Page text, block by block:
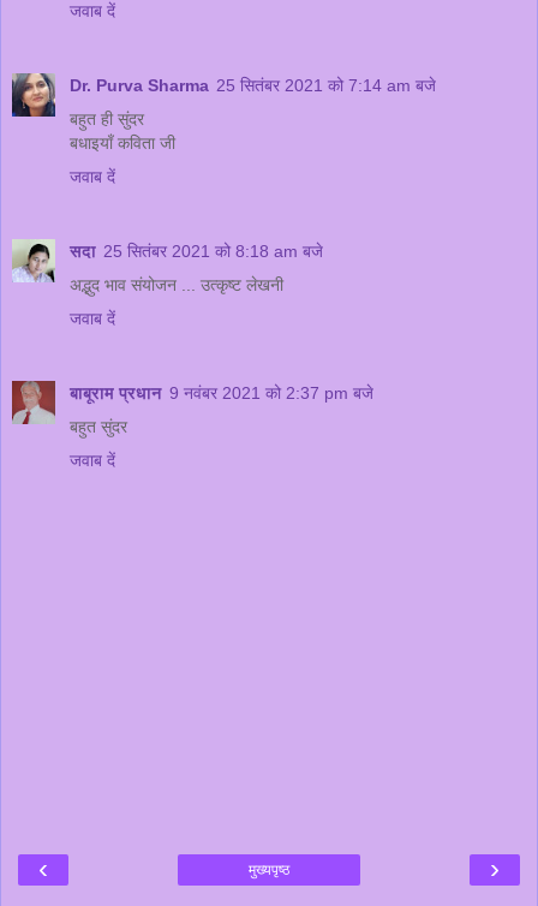
जवाब दें
Dr. Purva Sharma 25 सितंबर 2021 को 7:14 am बजे
बहुत ही सुंदर
बधाइयाँ कविता जी
जवाब दें
सदा 25 सितंबर 2021 को 8:18 am बजे
अद्भुद भाव संयोजन ... उत्कृष्ट लेखनी
जवाब दें
बाबूराम प्रधान 9 नवंबर 2021 को 2:37 pm बजे
बहुत सुंदर
जवाब दें
‹ ›
मुख्यपृष्ठ